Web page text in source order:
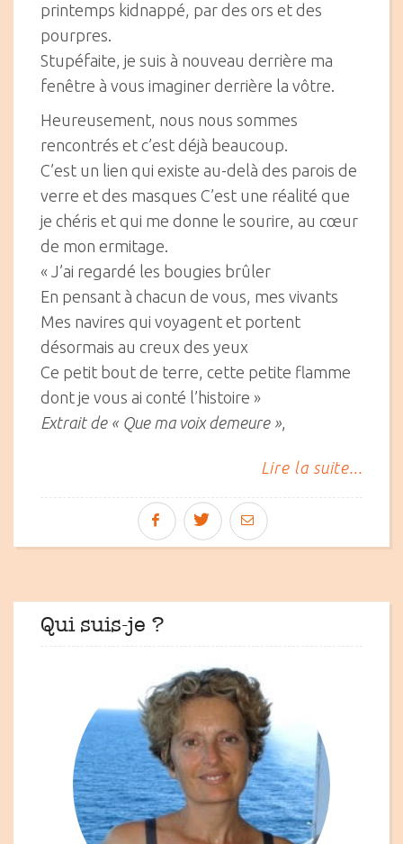
printemps kidnappé, par des ors et des
pourpres.
Stupéfaite, je suis à nouveau derrière ma
fenêtre à vous imaginer derrière la vôtre.
Heureusement, nous nous sommes
rencontrés et c’est déjà beaucoup.
C’est un lien qui existe au-delà des parois de
verre et des masques C’est une réalité que
je chéris et qui me donne le sourire, au cœur
de mon ermitage.
« J’ai regardé les bougies brûler
En pensant à chacun de vous, mes vivants
Mes navires qui voyagent et portent
désormais au creux des yeux
Ce petit bout de terre, cette petite flamme
dont je vous ai conté l’histoire »
Extrait de « Que ma voix demeure »,
Lire la suite...
Qui suis-je ?